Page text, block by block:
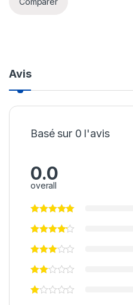
Avis
Basé sur 0 l'avis
0.0
overall